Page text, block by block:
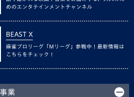
めのエンタテインメントチャンネル
BEAST X
麻雀プロリーグ「Mリーグ」参戦中！最新情報は
こちらをチェック！
業